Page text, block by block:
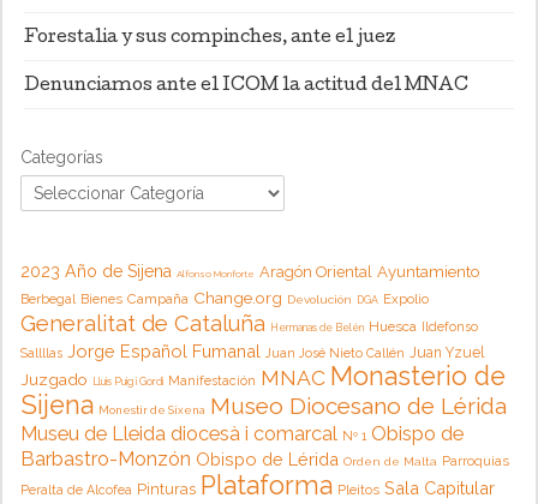
Forestalia y sus compinches, ante el juez
Denunciamos ante el ICOM la actitud del MNAC
Categorías
2023 Año de Sijena Alfonso Monforte Aragón Oriental Ayuntamiento
Berbegal Bienes Campaña Change.org Devolución DGA Expolio
Generalitat de Cataluña Hermanas de Belén Huesca Ildefonso
Sallllas Jorge Español Fumanal Juan José Nieto Callén Juan Yzuel
Juzgado Lluis Puig i Gordi Manifestación MNAC Monasterio de
Sijena Monestir de Sixena Museo Diocesano de Lérida
Museu de Lleida diocesà i comarcal Nº 1 Obispo de
Barbastro-Monzón Obispo de Lérida Orden de Malta Parroquias
Peralta de Alcofea Pinturas Plataforma Pleitos Sala Capitular